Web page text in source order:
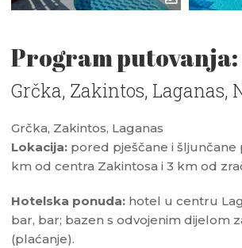
Program putovanja:
Grčka, Zakintos, Laganas,
Grčka, Zakintos, Laganas
Lokacija: pored pješčane i šljunčane
km od centra Zakintosa i 3 km od
Hotelska ponuda: hotel u centru
bar, bar; bazen s odvojenim dijelom
(plaćanje).